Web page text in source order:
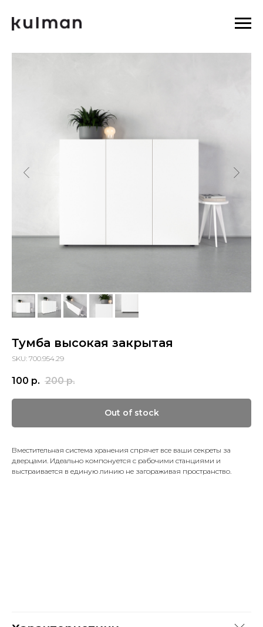
Тумба высокая закрытая
SKU: 700.954.29
100 р. 200 р.
Out of stock
Вместительная система хранения спрячет все ваши секреты за
дверцами. Идеально компонуется с рабочими станциями и
выстраивается в единую линию не загораживая пространство.